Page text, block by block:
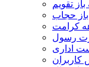
تقویم
حجاب
کرامت
رسول
اداری
کاربران